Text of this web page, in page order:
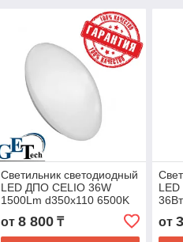
Светильник светодиодный
LED ДПО CELIO 36W
1500Lm d350x110 6500K
IP20 круглый накладной
от 8 800₸ от